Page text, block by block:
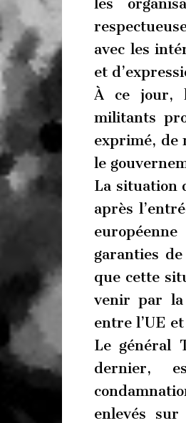
les
avec les
et
À ce jour,
militants
exprimé, de
le
La situation
après
garanties
que cette
venir par la
entre l’UE
Le général
dernier,
enlevés